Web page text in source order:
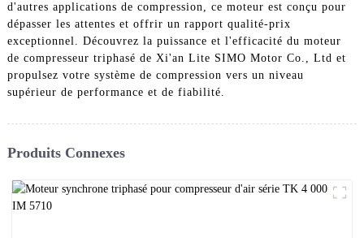
d'autres applications de compression, ce moteur est conçu pour
dépasser les attentes et offrir un rapport qualité-prix
exceptionnel. Découvrez la puissance et l'efficacité du moteur
de compresseur triphasé de Xi'an Lite SIMO Motor Co., Ltd et
propulsez votre système de compression vers un niveau
supérieur de performance et de fiabilité.
Produits Connexes